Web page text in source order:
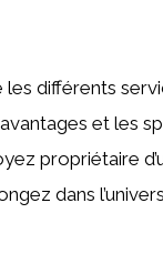
les différents
et les
propriétaire
dans